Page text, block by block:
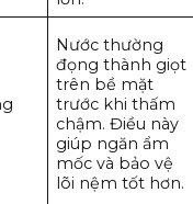
Nước thường
đọng thành giọt
trên bề mặt
trước khi thấm
chậm. Điều này
giúp ngăn ẩm
mốc và bảo vệ
lõi nệm tốt hơn.